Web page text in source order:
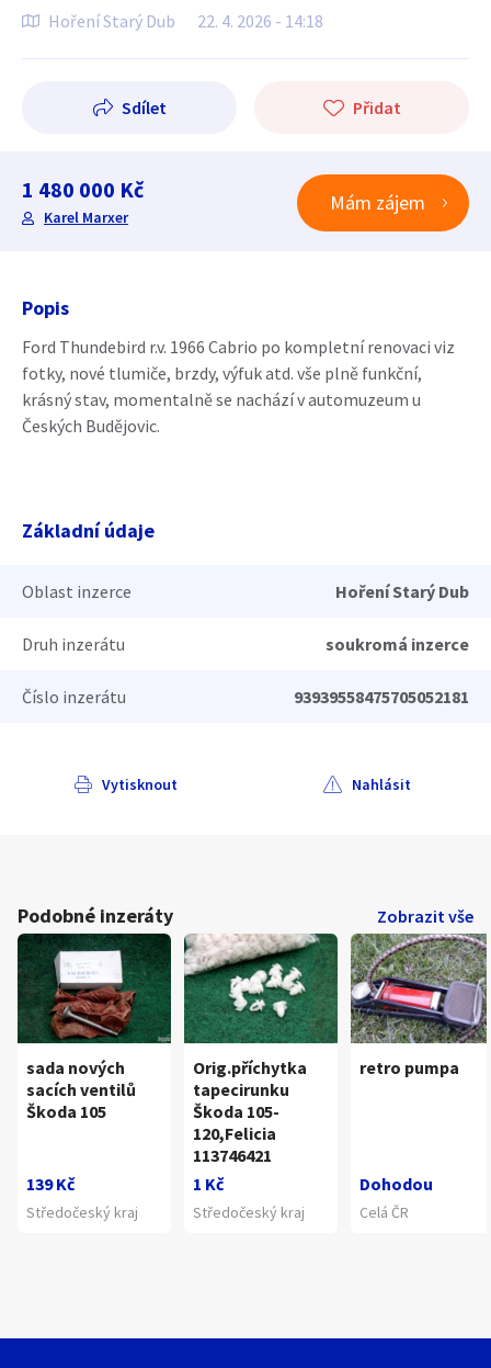
Hoření Starý Dub 22. 4. 2026 - 14:18
Sdílet Přidat
1 480 000 Kč
Karel Marxer
Mám zájem
Popis
Ford Thundebird r.v. 1966 Cabrio po kompletní renovaci viz
fotky, nové tlumiče, brzdy, výfuk atd. vše plně funkční,
krásný stav, momentalně se nachází v automuzeum u
Českých Budějovic.
Základní údaje
Oblast inzerce Hoření Starý Dub
Druh inzerátu soukromá inzerce
Číslo inzerátu 93939558475705052181
Vytisknout Nahlásit
Podobné inzeráty Zobrazit vše
sada nových
sacích ventilů
Škoda 105
139 Kč
Středočeský kraj
Orig.příchytka
tapecirunku
Škoda 105-
120,Felicia
113746421
1 Kč
Středočeský kraj
retro pumpa
Dohodou
Celá ČR